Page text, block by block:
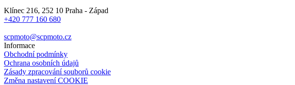
Klínec 216, 252 10 Praha - Západ
+420 777 160 680
scpmoto@scpmoto.cz
Informace
Obchodní podmínky
Ochrana osobních údajů
Zásady zpracování souborů cookie
Změna nastavení COOKIE